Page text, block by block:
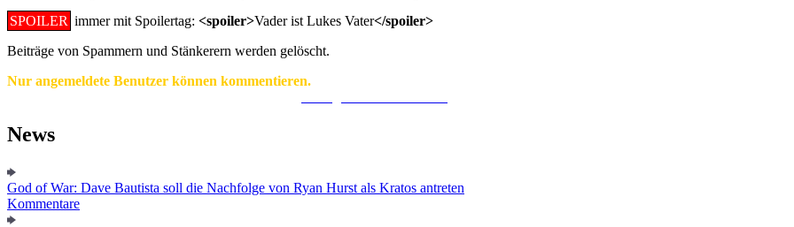
SPOILER immer mit Spoilertag: <spoiler>Vader ist Lukes Vater</spoiler>
Beiträge von Spammern und Stänkerern werden gelöscht.
Nur angemeldete Benutzer können kommentieren.
News
God of War: Dave Bautista soll die Nachfolge von Ryan Hurst als Kratos antreten
Kommentare